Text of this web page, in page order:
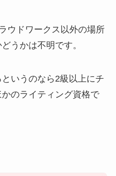
ウドワークス以外の場所
うかは不明です。
いうのなら2級以上にチ
のライティング資格で